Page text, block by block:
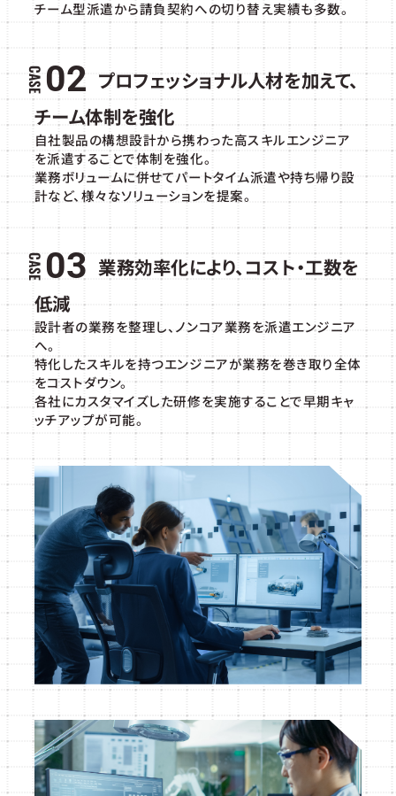
チーム型派遣から請負契約への切り替え実績も多数。
02
プロフェッショナル人材を加えて、
チーム体制を強化
自社製品の構想設計から携わった高スキルエンジニア
を派遣することで体制を強化。
業務ボリュームに併せてパートタイム派遣や持ち帰り設
計など、様々なソリューションを提案。
03
業務効率化により、コスト・工数を
低減
設計者の業務を整理し、ノンコア業務を派遣エンジニア
へ。
特化したスキルを持つエンジニアが業務を巻き取り全体
をコストダウン。
各社にカスタマイズした研修を実施することで早期キャ
ッチアップが可能。